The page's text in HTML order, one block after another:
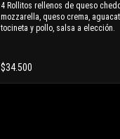
4 Rollitos rellenos de queso
mozzarella, queso crema,
tocineta y pollo, salsa a elección.
$34.500